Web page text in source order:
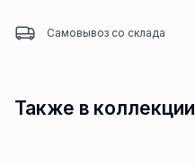
Самовывоз со склада
Также в коллекции